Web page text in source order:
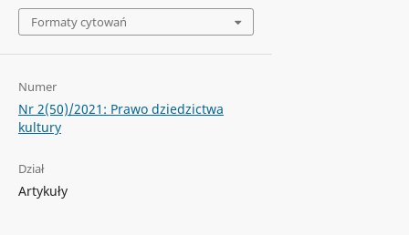
Formaty cytowań
Numer
Nr 2(50)/2021: Prawo dziedzictwa
kultury
Dział
Artykuły